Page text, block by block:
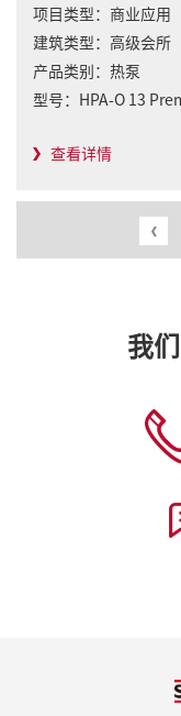
项目类型： 商业应用
建筑类型： 高级会所
产品类别： 热泵
型号：
HPA-O 13
查看详情
我